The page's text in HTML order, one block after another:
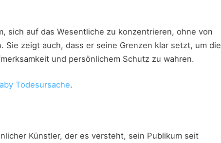
sich auf das Wesentliche zu konzentrieren, ohne von
Sie zeigt auch, dass er seine Grenzen klar setzt, um die
und persönlichem Schutz zu wahren.
Todesursache.
Künstler, der es versteht, sein Publikum seit